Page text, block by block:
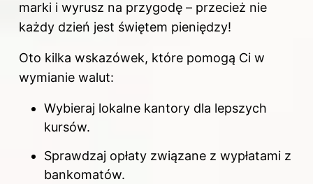
marki i wyrusz na przygodę – przecież nie
każdy dzień jest świętem pieniędzy!
Oto kilka wskazówek, które pomogą Ci w
wymianie walut:
Wybieraj lokalne kantory dla lepszych
kursów.
Sprawdzaj opłaty związane z wypłatami z
bankomatów.